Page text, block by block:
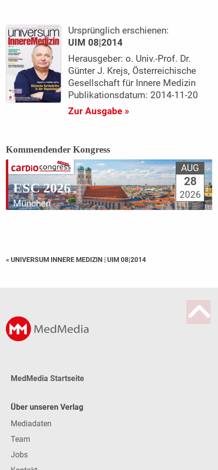
Ursprünglich erschienen:
UIM 08|2014
Herausgeber: o. Univ.-Prof. Dr.
Günter J. Krejs, Österreichische
Gesellschaft für Innere Medizin
Publikationsdatum: 2014-11-20
Zur Ausgabe »
Kommendender Kongress
ESC 2026
München
AUG
28
2026
« UNIVERSUM INNERE MEDIZIN |UIM 08|2014
MedMedia Startseite
Über unseren Verlag
Mediadaten
Team
Jobs